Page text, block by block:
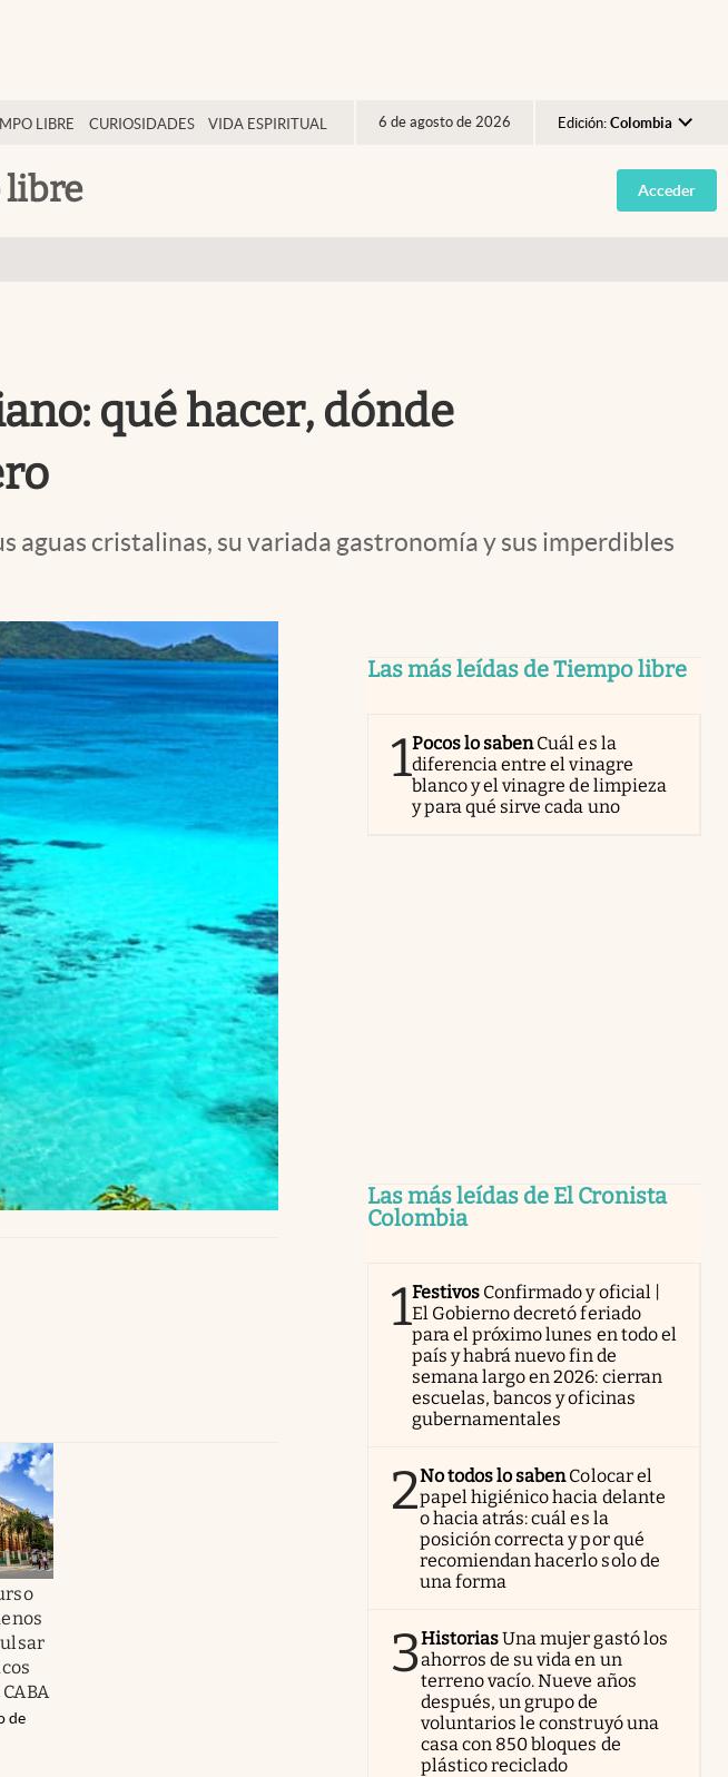
LIBRE CURIOSIDADES VIDA ESPIRITUAL 6 de agosto de 2026 Edición: Colombia
Argentina
España
libre Acceder
qué hacer, dónde
aguas cristalinas, su variada gastronomía y sus imperdibles
de
Las más leídas de Tiempo libre
1Pocos lo sabenCuál es la
diferencia entre el vinagre
blanco y el vinagre de limpieza
y para qué sirve cada uno
Las más leídas de El Cronista
Colombia
1Festivos Confirmado y oficial |
El Gobierno decretó feriado
para el próximo lunes en todo el
país y habrá nuevo fin de
semana largo en 2026: cierran
escuelas, bancos y oficinas
gubernamentales
2No todos lo sabenColocar el
papel higiénico hacia delante
o hacia atrás: cuál es la
posición correcta y por qué
recomiendan hacerlo solo de
una forma
3HistoriasUna mujer gastó los
ahorros de su vida en un
terreno vacío. Nueve años
después, un grupo de
voluntarios le construyó una
casa con 850 bloques de
plástico reciclado